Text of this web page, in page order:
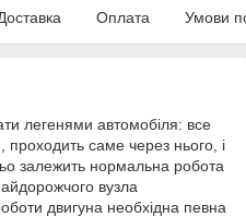
Оплата Умови
легенями автомобіля: все
проходить саме через нього, і
залежить нормальна робота
вузла
двигуна необхідна певна